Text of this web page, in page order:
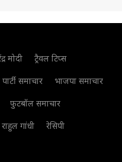
मोदी
ट्रैवल टिप्स
समाचार
भाजपा समाचार
फुटबॉल समाचार
राहुल गांधी
रेसिपी